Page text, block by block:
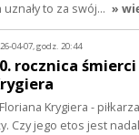
to za swój… »
04-07, godz. 20:44
rocznica
Krygiera -
Czy jego etos jest